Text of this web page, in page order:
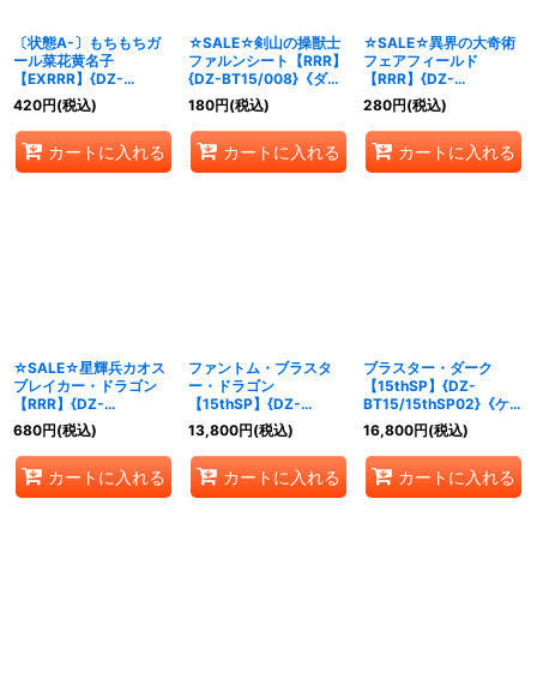
〔状態A-〕もちもちガ
ール菜花黄名子
【EXRRR】{DZ-
BT15/EX06}《イナズマ
イレブン》
420円(税込)
カートに入れる
☆SALE☆剣山の操獣士
ファルンシート【RRR】
{DZ-BT15/008}《ダー
クステイツ》
180円(税込)
カートに入れる
☆SALE☆異界の大奇術
フェアフィールド
【RRR】{DZ-
BT15/004}《ダークス
テイツ》
280円(税込)
カートに入れる
☆SALE☆星輝兵カオス
ブレイカー・ドラゴン
【RRR】{DZ-
BT15/010}《ブラントゲ
ート》
680円(税込)
カートに入れる
ファントム・ブラスタ
ー・ドラゴン
【15thSP】{DZ-
BT15/15thSP01}《ケテ
ルサンクチュアリ》
13,800円(税込)
カートに入れる
ブラスター・ダーク
【15thSP】{DZ-
BT15/15thSP02}《ケテ
ルサンクチュアリ》
16,800円(税込)
カートに入れる